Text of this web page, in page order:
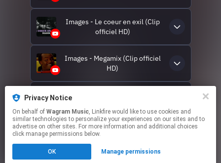
Images - Le coeur en exil (Clip
officiel HD)
Images - Megamix (Clip officiel
HD)
Images - L'enfant des rizières
This page may contain affiliate links.
Privacy Notice
On behalf of Wagram Music, Linkfire would like to use cookies and
similar technologies to personalize your experiences on our sites and to
advertise on other sites. For more information and additional choices
click manage permissions below.
OK Manage permissions